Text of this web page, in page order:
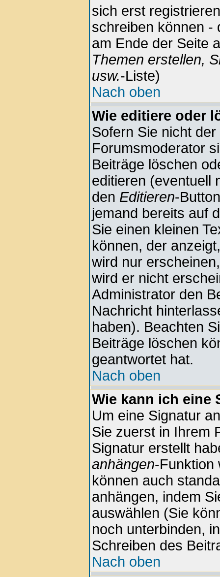
sich erst
schreiben können -
am Ende der Seite
Themen erstellen,
usw.-Liste)
Nach oben
Wie editiere oder
Sofern Sie nicht
Forumsmoderator
Beiträge löschen
editieren (eventuell
den Editieren-
jemand bereits auf
Sie einen kleinen
können, der
wird nur
wird er nicht
Administrator den
Nachricht
haben). Beachten
Beiträge löschen
geantwortet hat.
Nach oben
Wie kann ich eine
Um eine Signatur
Sie zuerst in Ihrem
Signatur erstellt
anhängen-Funktion
können auch
anhängen, indem
auswählen (Sie
noch unterbinden,
Schreiben des
Nach oben